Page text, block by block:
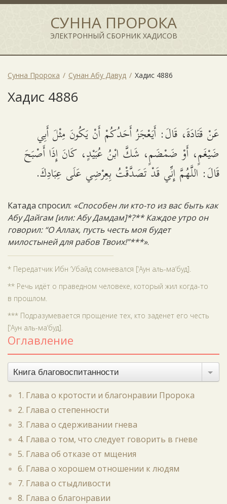
СУННА ПРОРОКА
ЭЛЕКТРОННЫЙ СБОРНИК ХАДИСОВ
Сунна Пророка Сунан Абу Давуд Хадис 4886
Хадис 4886
عَنْ قَتَادَةَ، قَالَ: أَيَعْجَزُ أَحَدُكُمْ أَنْ يَكُونَ مِثْلَ أَبِي
ضَيْغَمٍ، أَوْ ضَمْضَمٍ، شَكَّ ابْنُ عُبَيْدٍ، كَانَ إِذَا أَصْبَحَ
قَالَ: اللَّهُمَّ إِنِّي قَدْ تَصَدَّقْتُ بِعِرْضِي عَلَى عِبَادِكَ.
Катада спросил: «Способен ли кто-то из вас быть как
Абу Дайгам [или: Абу Дамдам]*?** Каждое утро он
говорил: “О Аллах, пусть честь моя будет
милостыней для рабов Твоих!”***».
* Передатчик Ибн ‘Убайд сомневался [‘Аун аль-ма‘буд].
** Речь идёт о праведном человеке, который жил когда-то
в прошлом.
*** Подразумевается прощение тех, кто заденет его честь
[‘Аун аль-ма‘буд].
Оглавление
Книга благовоспитанности
1. Глава о кротости и благонравии Пророка
2. Глава о степенности
3. Глава о сдерживании гнева
4. Глава о том, что следует говорить в гневе
5. Глава об отказе от мщения
6. Глава о хорошем отношении к людям
7. Глава о стыдливости
8. Глава о благонравии